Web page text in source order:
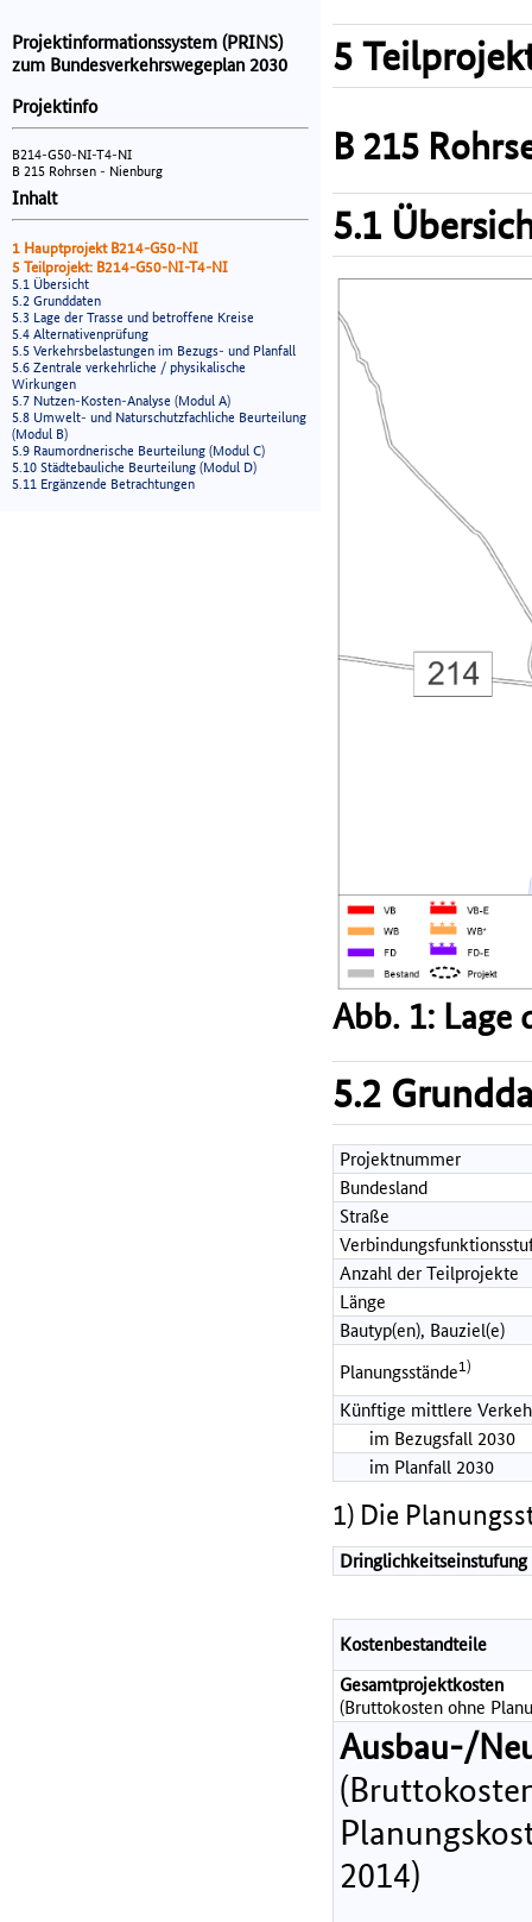
Projektinformationssystem (PRINS)
zum Bundesverkehrswegeplan 2030
Projektinfo
B214-G50-NI-T4-NI
B 215 Rohrsen - Nienburg
Inhalt
1 Hauptprojekt B214-G50-NI
5 Teilprojekt: B214-G50-NI-T4-NI
5.1 Übersicht
5.2 Grunddaten
5.3 Lage der Trasse und betroffene Kreise
5.4 Alternativenprüfung
5.5 Verkehrsbelastungen im Bezugs- und Planfall
5.6 Zentrale verkehrliche / physikalische
Wirkungen
5.7 Nutzen-Kosten-Analyse (Modul A)
5.8 Umwelt- und Naturschutzfachliche Beurteilung
(Modul B)
5.9 Raumordnerische Beurteilung (Modul C)
5.10 Städtebauliche Beurteilung (Modul D)
5.11 Ergänzende Betrachtungen
5
B 215
5.1
Abb. 1: Lage
5.2
Projektnummer
Bundesland
Straße
Anzahl der Teilprojekte
Länge
Bautyp(en), Bauziel(e)
Planungsstände1)
Künftige mittlere
im Bezugsfall 2030
im Planfall 2030
1) Die
Dringlichkeitseinstufung
Kostenbestandteile
Gesamtprojektkosten
(Bruttokosten ohne
Ausbau-/
2014)